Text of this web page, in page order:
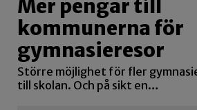
Mer pengar till
kommunerna för
gymnasieresor
Större möjlighet för fler
till skolan. Och på sikt en…